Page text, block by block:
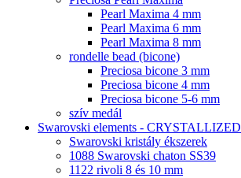
Pearl Maxima 4 mm
Pearl Maxima 6 mm
Pearl Maxima 8 mm
rondelle bead (bicone)
Preciosa bicone 3 mm
Preciosa bicone 4 mm
Preciosa bicone 5-6 mm
szív medál
Swarovski elements - CRYSTALLIZED
Swarovski kristály ékszerek
1088 Swarovski chaton SS39
1122 rivoli 8 és 10 mm